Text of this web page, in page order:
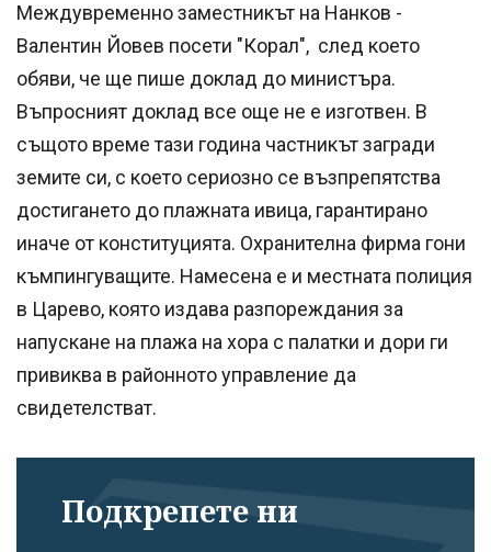
Междувременно заместникът на Нанков -
Валентин Йовев посети "Корал", след което
обяви, че ще пише доклад до министъра.
Въпросният доклад все още не е изготвен. В
същото време тази година частникът загради
земите си, с което сериозно се възпрепятства
достигането до плажната ивица, гарантирано
иначе от конституцията. Охранителна фирма гони
къмпингуващите. Намесена е и местната полиция
в Царево, която издава разпореждания за
напускане на плажа на хора с палатки и дори ги
привиква в районното управление да
свидетелстват.
Подкрепете ни